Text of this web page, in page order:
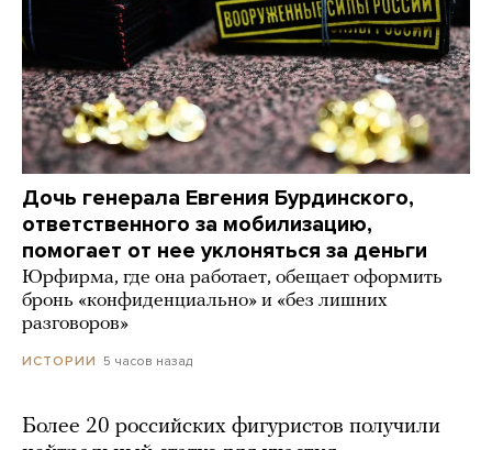
Дочь генерала Евгения Бурдинского,
ответственного за мобилизацию,
помогает от нее уклоняться за деньги
Юрфирма, где она работает, обещает оформить
бронь «конфиденциально» и «без лишних
разговоров»
ИСТОРИИ 5 часов назад
Более 20 российских фигуристов получили